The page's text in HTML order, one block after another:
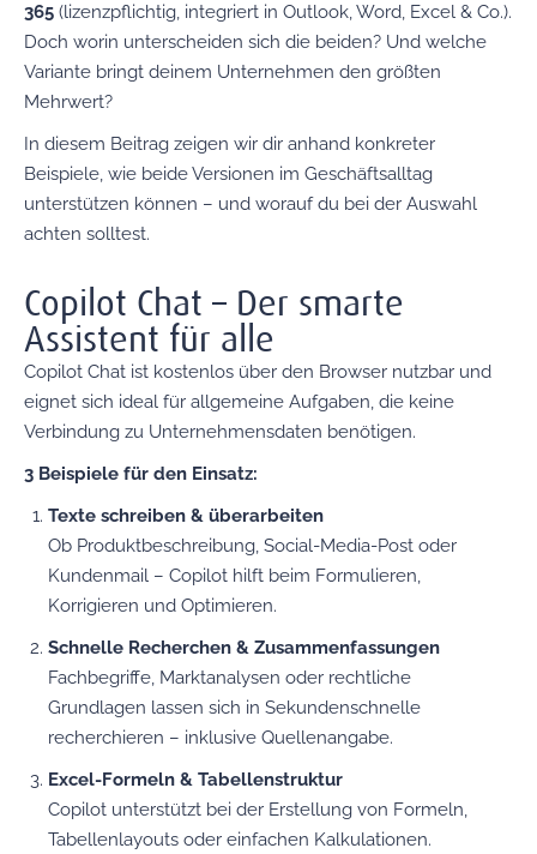
365 (lizenzpflichtig, integriert in Outlook, Word, Excel & Co.).
Doch worin unterscheiden sich die beiden? Und welche
Variante bringt deinem Unternehmen den größten
Mehrwert?
In diesem Beitrag zeigen wir dir anhand konkreter
Beispiele, wie beide Versionen im Geschäftsalltag
unterstützen können – und worauf du bei der Auswahl
achten solltest.
Copilot Chat – Der smarte
Assistent für alle
Copilot Chat ist kostenlos über den Browser nutzbar und
eignet sich ideal für allgemeine Aufgaben, die keine
Verbindung zu Unternehmensdaten benötigen.
3 Beispiele für den Einsatz:
Texte schreiben & überarbeiten
Ob Produktbeschreibung, Social-Media-Post oder
Kundenmail – Copilot hilft beim Formulieren,
Korrigieren und Optimieren.
Schnelle Recherchen & Zusammenfassungen
Fachbegriffe, Marktanalysen oder rechtliche
Grundlagen lassen sich in Sekundenschnelle
recherchieren – inklusive Quellenangabe.
Excel-Formeln & Tabellenstruktur
Copilot unterstützt bei der Erstellung von Formeln,
Tabellenlayouts oder einfachen Kalkulationen.